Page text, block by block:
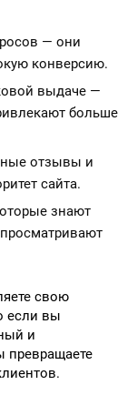
— они
конверсию.
выдаче —
больше
отзывы и
сайта.
знают
свою
если вы
и